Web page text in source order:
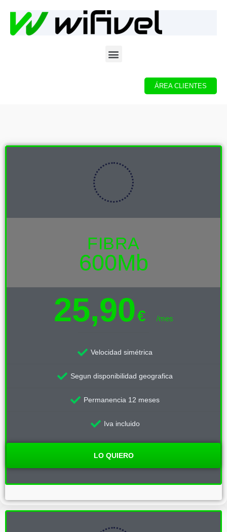
ÁREA CLIENTES
FIBRA
600Mb
25,90€ /mes
Velocidad simétrica
Segun disponibilidad geografica
Permanencia 12 meses
Iva incluido
LO QUIERO